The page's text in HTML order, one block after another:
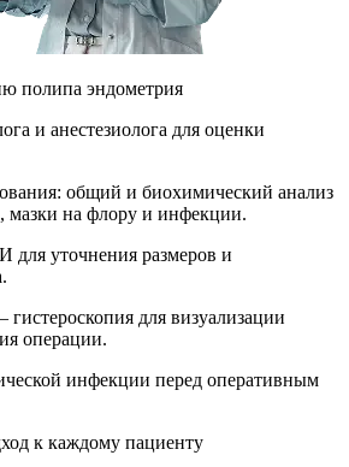
полипа эндометрия
и анестезиолога для оценки
общий и биохимический анализ
мазки на флору и инфекции.
для уточнения размеров и
для визуализации
операции.
инфекции перед оперативным
к каждому пациенту